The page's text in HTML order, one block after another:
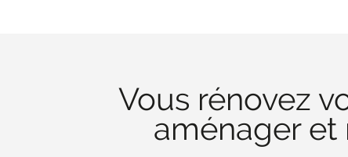
Vous rénovez
aménager et